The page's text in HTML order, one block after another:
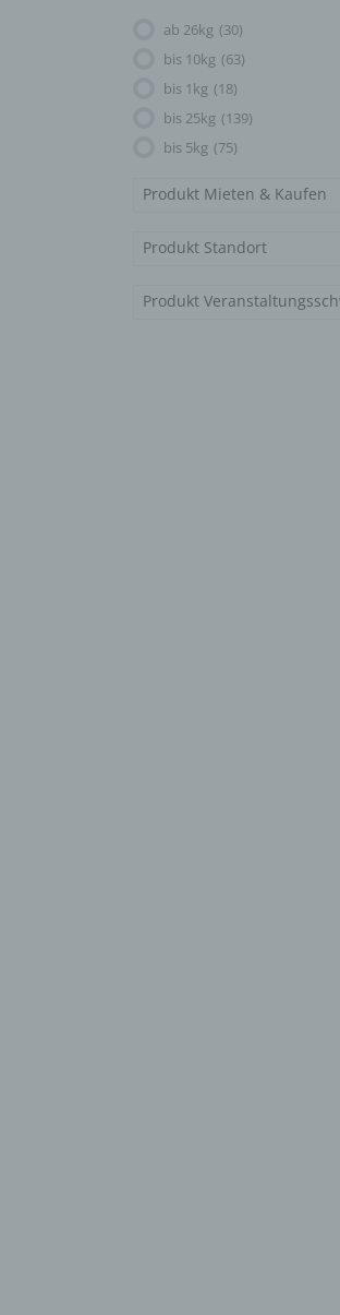
ab 26kg (30)
bis 10kg (63)
bis 1kg (18)
bis 25kg (139)
bis 5kg (75)
Produkt Mieten & Kaufen
Produkt Standort